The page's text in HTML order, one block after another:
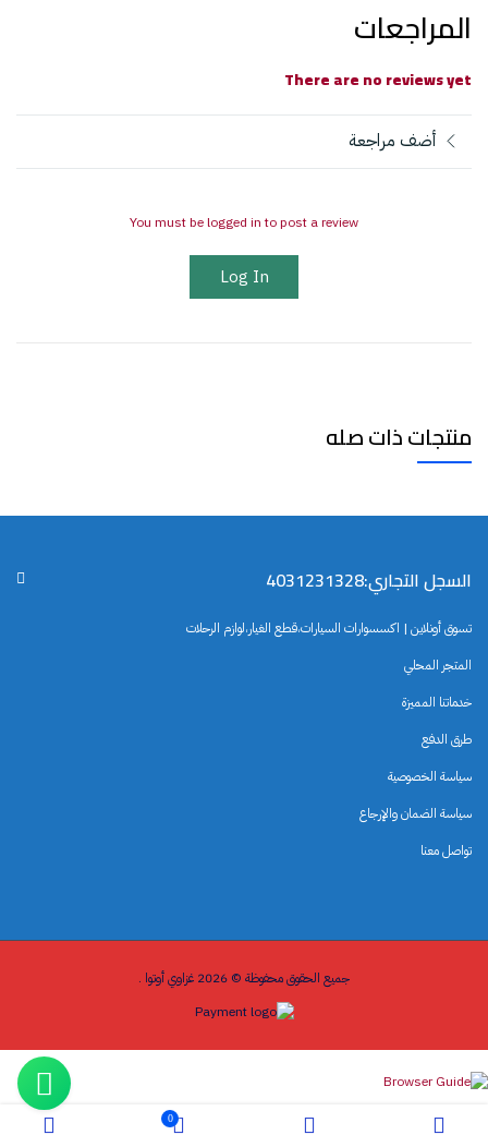
المراجعات
There are no reviews yet
أضف مراجعة
You must be logged in to post a review
Log In
منتجات ذات صله
السجل التجاري:4031231328
تسوق أونلاين | اكسسوارات السيارات،قطع الغيار،لوازم الرحلات
المتجر المحلي
خدماتنا المميزة
طرق الدفع
سياسة الخصوصية
سياسة الضمان والإرجاع
تواصل معنا
جميع الحقوق محفوظة © 2026 غزاوي أوتوا .
0